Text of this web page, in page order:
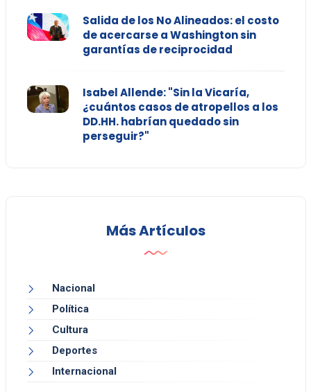
Salida de los No Alineados: el costo
de acercarse a Washington sin
garantías de reciprocidad
Isabel Allende: "Sin la Vicaría,
¿cuántos casos de atropellos a los
DD.HH. habrían quedado sin
perseguir?"
Más Artículos
Nacional
Política
Cultura
Deportes
Internacional